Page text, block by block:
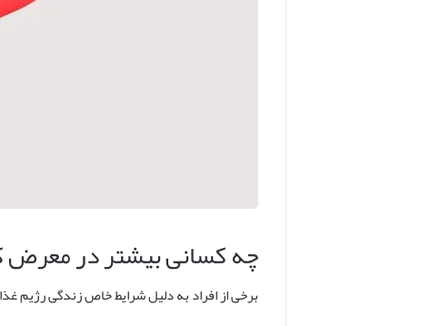
چه کسانی بیشتر در معرض
برخی از افراد به دلیل شرایط خاص زندگی رژیم